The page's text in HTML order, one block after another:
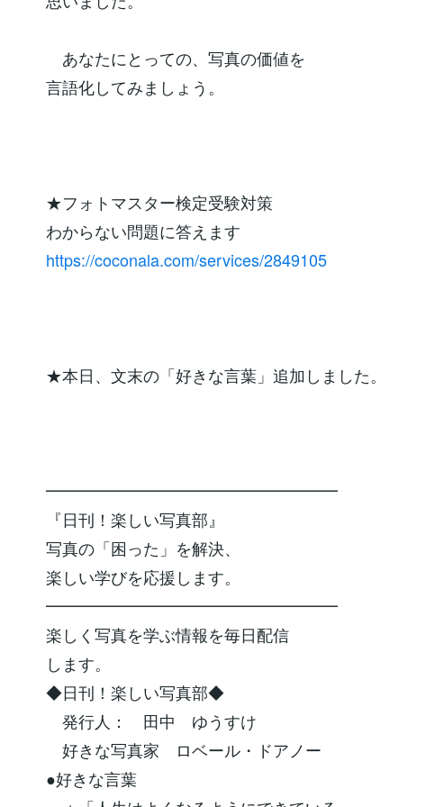
あなたにとっての、写真の価値を
言語化してみましょう。
★フォトマスター検定受験対策
わからない問題に答えます
https://coconala.com/services/2849105
★本日、文末の「好きな言葉」追加しました。
━━━━━━━━━━━━━━━━━━
『日刊！楽しい写真部』
写真の「困った」を解決、
楽しい学びを応援します。
━━━━━━━━━━━━━━━━━━
楽しく写真を学ぶ情報を毎日配信
します。
◆日刊！楽しい写真部◆
発行人： 田中 ゆうすけ
好きな写真家 ロベール・ドアノー
●好きな言葉